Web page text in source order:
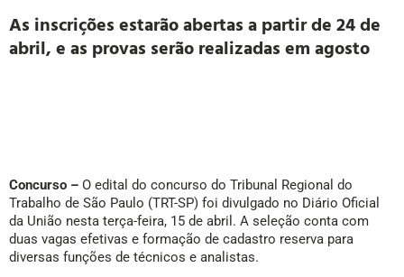
As inscrições estarão abertas a partir de 24 de
abril, e as provas serão realizadas em agosto
Concurso – O edital do concurso do Tribunal Regional do
Trabalho de São Paulo (TRT-SP) foi divulgado no Diário Oficial
da União nesta terça-feira, 15 de abril. A seleção conta com
duas vagas efetivas e formação de cadastro reserva para
diversas funções de técnicos e analistas.